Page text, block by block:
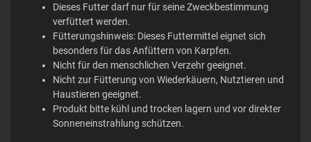
Dieses Futter darf nur für seine Zweckbestimmung
verfüttert werden.
Fütterungshinweis: Dieses Futtermittel eignet sich
besonders für das Anfüttern von Karpfen.
Nicht für den menschlichen Verzehr geeignet.
Nicht zur Fütterung von Wiederkäuern, Nutztieren und
Haustieren geeignet.
Produkt bitte kühl und trocken lagern und vor direkter
Sonneneinstrahlung schützen.